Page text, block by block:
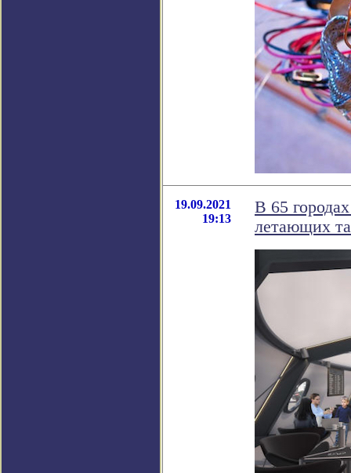
19.09.2021
19:13
В 65
летающих